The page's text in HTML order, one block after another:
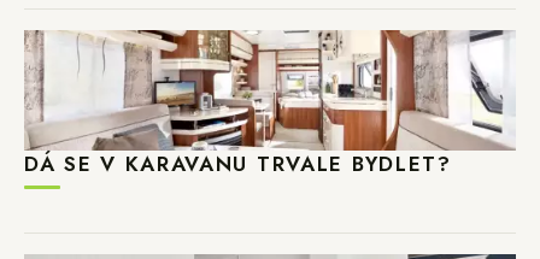
DÁ SE V KARAVANU TRVALE BYDLET?